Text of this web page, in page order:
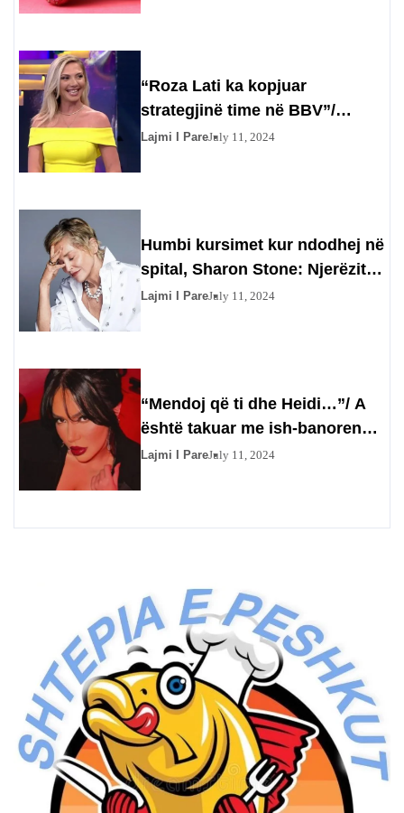
“Roza Lati ka kopjuar
strategjinë time në BBV”/
Gazetarja injoron Olta Gixharin
Lajmi I PareJuly 11, 2024
Humbi kursimet kur ndodhej në
spital, Sharon Stone: Njerëzit
përfituan prej meje
Lajmi I PareJuly 11, 2024
“Mendoj që ti dhe Heidi…”/ A
është takuar me ish-banoren?
Efit nuk i kthehet përgjigje
Lajmi I PareJuly 11, 2024